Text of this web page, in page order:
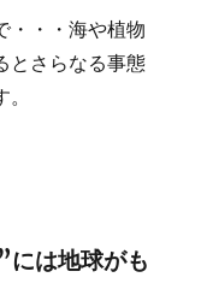
・・・海や植物
とさらなる事態
は地球がも